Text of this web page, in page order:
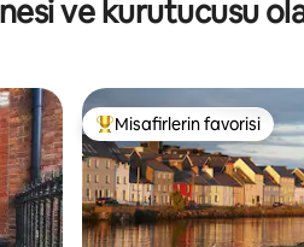
ve kurutucusu
Misafirlerin favorilerinden
Misafirlerin favorisi